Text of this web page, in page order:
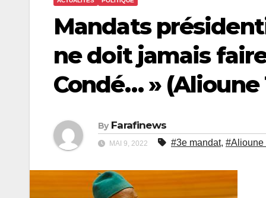
Mandats
ne doit jamais
Condé… » (Alioune
By Farafinews
MAI 9, 2022 #3e mandat, #Alioune